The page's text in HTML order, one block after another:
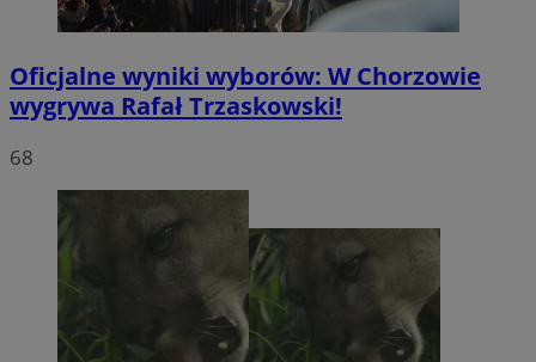
Oficjalne wyniki wyborów: W Chorzowie
wygrywa Rafał Trzaskowski!
68